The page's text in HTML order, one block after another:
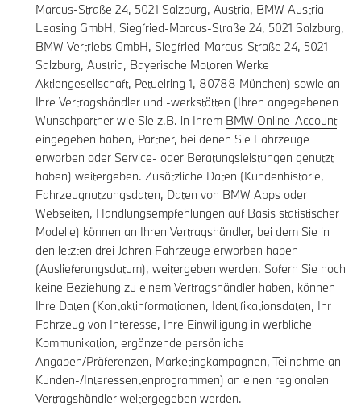
Marcus-Straße 24, 5021 Salzburg, Austria, BMW Austria
Leasing GmbH, Siegfried-Marcus-Straße 24, 5021 Salzburg,
BMW Vertriebs GmbH, Siegfried-Marcus-Straße 24, 5021
Salzburg, Austria, Bayerische Motoren Werke
Aktiengesellschaft, Petuelring 1, 80788 München) sowie an
Ihre Vertragshändler und -werkstätten (Ihren angegebenen
Wunschpartner wie Sie z.B. in Ihrem BMW Online-Account
eingegeben haben, Partner, bei denen Sie Fahrzeuge
erworben oder Service- oder Beratungsleistungen genutzt
haben) weitergeben. Zusätzliche Daten (Kundenhistorie,
Fahrzeugnutzungsdaten, Daten von BMW Apps oder
Webseiten, Handlungsempfehlungen auf Basis statistischer
Modelle) können an Ihren Vertragshändler, bei dem Sie in
den letzten drei Jahren Fahrzeuge erworben haben
(Auslieferungsdatum), weitergeben werden. Sofern Sie noch
keine Beziehung zu einem Vertragshändler haben, können
Ihre Daten (Kontaktinformationen, Identifikationsdaten, Ihr
Fahrzeug von Interesse, Ihre Einwilligung in werbliche
Kommunikation, ergänzende persönliche
Angaben/Präferenzen, Marketingkampagnen, Teilnahme an
Kunden-/Interessentenprogrammen) an einen regionalen
Vertragshändler weitergegeben werden.